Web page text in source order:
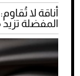
المفضلة